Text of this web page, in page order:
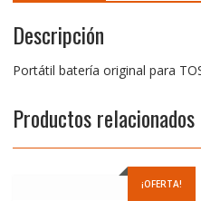
Descripción
Portátil batería original para
Productos relacionados
¡OFERTA!